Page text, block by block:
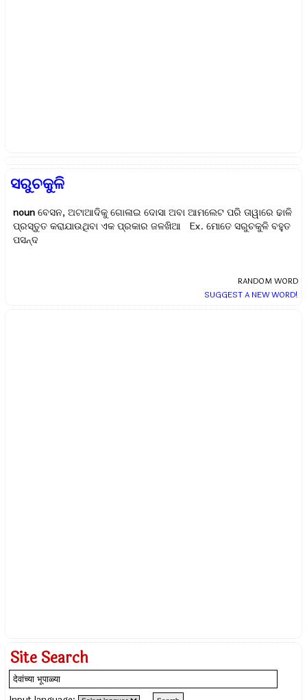
ସରୁଚକୁଳି
noun ବେସନ, ଅଟାଆଦିକୁ ଗୋଳାଇ ଦୋସା ଅବା ଆମଲେଟ ପରି ତାୱାରେ ଢାଳି
ପ୍ରସ୍ତୁତ କରାଯାଉଥିବା ଏକ ପ୍ରକାର ଜଳଖିଆ Ex.ମୋତେ ସରୁଚକୁଳି ବହୁତ
ପସନ୍ଦ
RANDOM WORD
SUGGEST A NEW WORD!
Site Search